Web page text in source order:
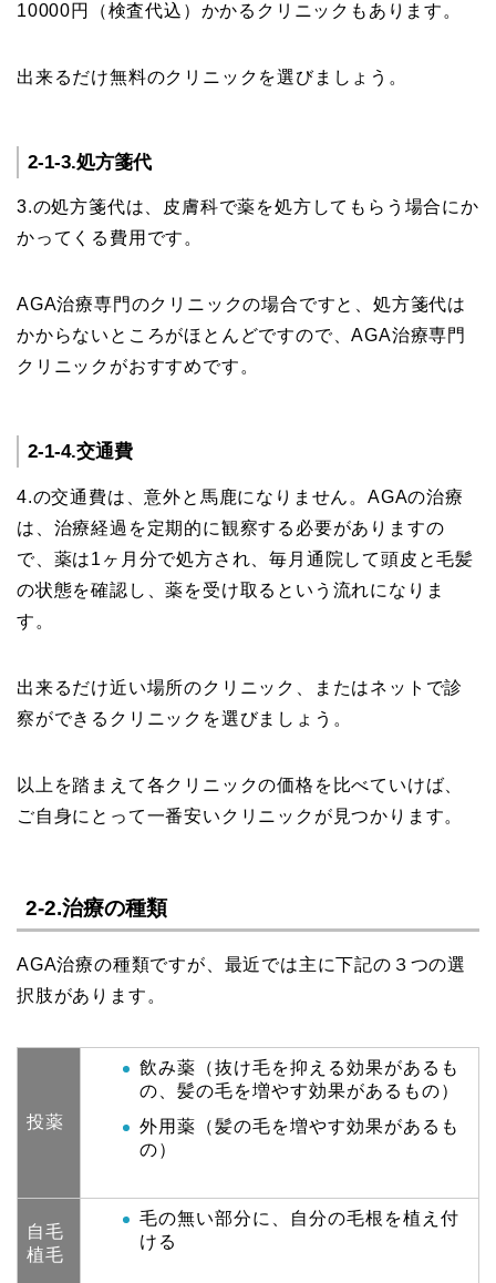
10000円（検査代込）かかるクリニックもあります。
出来るだけ無料のクリニックを選びましょう。
2-1-3.処方箋代
3.の処方箋代は、皮膚科で薬を処方してもらう場合にか
かってくる費用です。
AGA治療専門のクリニックの場合ですと、処方箋代は
かからないところがほとんどですので、AGA治療専門
クリニックがおすすめです。
2-1-4.交通費
4.の交通費は、意外と馬鹿になりません。AGAの治療
は、治療経過を定期的に観察する必要がありますの
で、薬は1ヶ月分で処方され、毎月通院して頭皮と毛髪
の状態を確認し、薬を受け取るという流れになりま
す。
出来るだけ近い場所のクリニック、またはネットで診
察ができるクリニックを選びましょう。
以上を踏まえて各クリニックの価格を比べていけば、
ご自身にとって一番安いクリニックが見つかります。
2-2.治療の種類
AGA治療の種類ですが、最近では主に下記の３つの選
択肢があります。
投薬
飲み薬（抜け毛を抑える効果があるも
の、髪の毛を増やす効果があるもの）
外用薬（髪の毛を増やす効果があるも
の）
自毛
植毛
毛の無い部分に、自分の毛根を植え付
ける